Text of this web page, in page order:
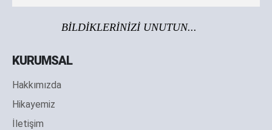
BİLDİKLERİNİZİ UNUTUN...
KURUMSAL
Hakkımızda
Hikayemiz
İletişim